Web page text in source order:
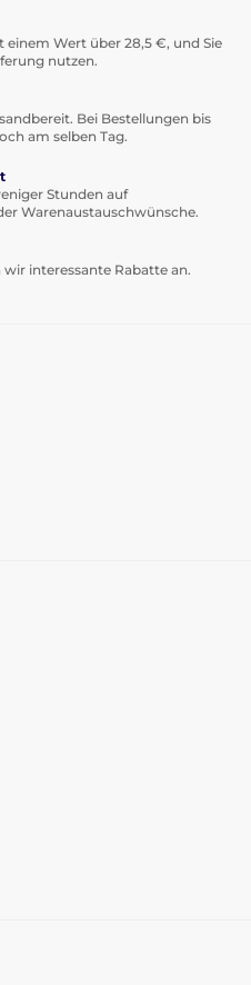
einem Wert über 28,5 €, und Sie
nutzen.
Bei Bestellungen bis
am selben Tag.
Stunden auf
Warenaustauschwünsche.
interessante Rabatte an.